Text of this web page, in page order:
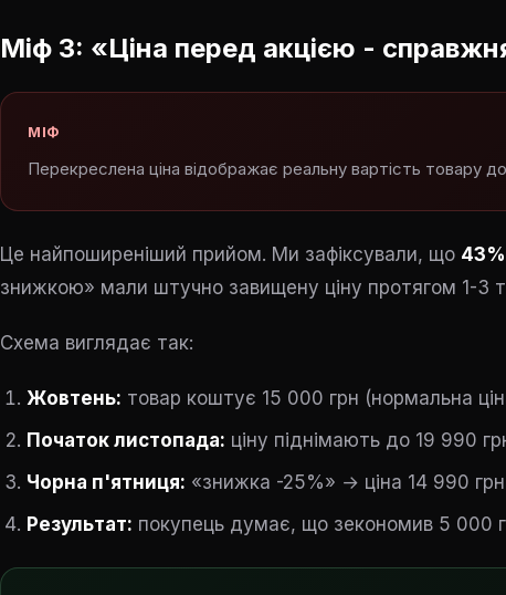
Міф 3: «Ціна перед акцією -
МІФ
Перекреслена ціна відображає реальну вартість товару
Це найпоширеніший прийом. Ми зафіксували, що 43%
знижкою» мали штучно завищену ціну протягом 1-3
Схема виглядає так:
Жовтень: товар коштує 15 000 грн (нормальна
Початок листопада: ціну піднімають до 19 990
Чорна п'ятниця: «знижка -25%» → ціна 14 990 грн
Результат: покупець думає, що зекономив 5 000